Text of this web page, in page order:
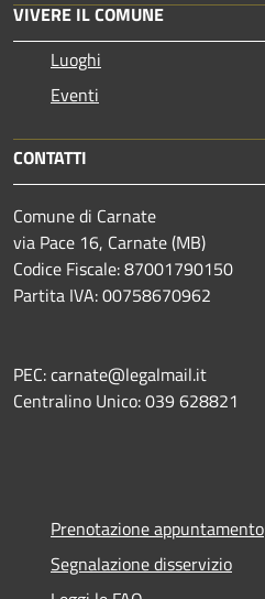
VIVERE IL COMUNE
Luoghi
Eventi
CONTATTI
Comune di Carnate
via Pace 16, Carnate (MB)
Codice Fiscale: 87001790150
Partita IVA: 00758670962
PEC: carnate@legalmail.it
Centralino Unico: 039 628821
Prenotazione appuntamento
Segnalazione disservizio